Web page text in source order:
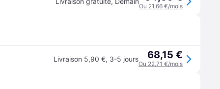
Ou 21,66 €/mois
Livraison 5,90 €, 3-5 jours 68,15 €
Ou 22,71 €/mois